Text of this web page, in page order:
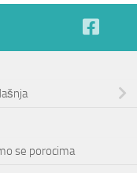
se porocima